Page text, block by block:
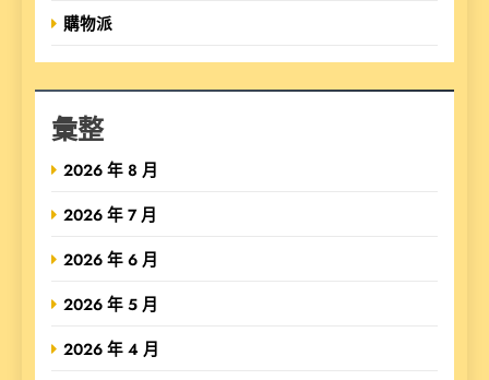
購物派
彙整
2026 年 8 月
2026 年 7 月
2026 年 6 月
2026 年 5 月
2026 年 4 月